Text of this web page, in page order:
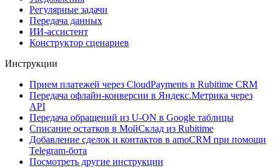
Регулярные задачи
Передача данных
ИИ-ассистент
Конструктор сценариев
Инструкции
Прием платежей через CloudPayments в Rubitime CRM
Передача офлайн-конверсии в Яндекс.Метрика через
API
Передача обращений из U-ON в Google таблицы
Списание остатков в МойСклад из Rubitime
Добавление сделок и контактов в amoCRM при помощи
Telegram-бота
Посмотреть другие инструкции